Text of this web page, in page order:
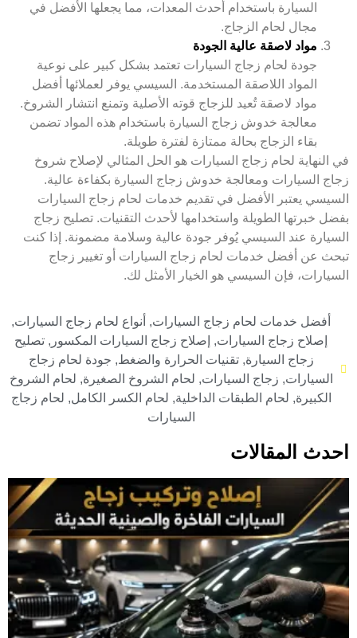
السيارة باستخدام أحدث المعدات، مما يجعلها الأفضل في
مجال لحام الزجاج.
مواد لاصقة عالية الجودة
جودة لحام زجاج السيارات تعتمد بشكل كبير على نوعية
المواد اللاصقة المستخدمة. السيسي يوفر لعملائها أفضل
مواد لاصقة تُعيد للزجاج قوته الأصلية وتمنع انتشار الشروخ.
معالجة خدوش زجاج السيارة باستخدام هذه المواد تضمن
بقاء الزجاج بحالة ممتازة لفترة طويلة.
في النهاية لحام زجاج السيارات هو الحل المثالي لإصلاح شروخ
زجاج السيارات ومعالجة خدوش زجاج السيارة بكفاءة عالية.
السيسي يعتبر الأفضل في تقديم خدمات لحام زجاج السيارات
بفضل خبرتها الطويلة واستخدامها لأحدث التقنيات. تصليح زجاج
السيارة عند السيسي يُوفر جودة عالية وسلامة مضمونة. إذا كنت
تبحث عن أفضل خدمات لحام زجاج السيارات أو تغيير زجاج
السيارات، فإن السيسي هو الخيار الأمثل لك.
أفضل خدمات لحام زجاج السيارات, أنواع لحام زجاج السيارات,
إصلاح زجاج السيارات, إصلاح زجاج السيارات المكسور , تصليح
زجاج السيارة,تقنيات الحرارة والضغط, جودة لحام زجاج
السيارات, زجاج السيارات, لحام الشروخ الصغيرة, لحام الشروخ
الكبيرة, لحام الطبقات الداخلية, لحام الكسر الكامل, لحام زجاج
السيارات
احدث المقالات